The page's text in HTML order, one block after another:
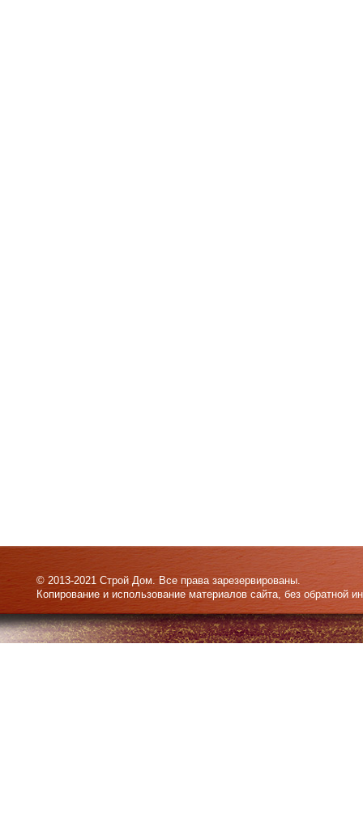
© 2013-2021 Строй Дом. Все права зарезервированы.
Копирование и использование материалов сайта, без обратной